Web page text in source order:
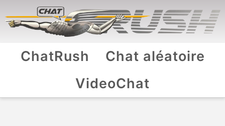
ChatRush
Chat aléatoire
VideoChat